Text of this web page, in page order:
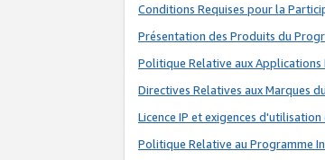
Conditions Requises pour la
Présentation des Produits du
Politique Relative aux
Directives Relatives aux Marques
Licence IP et exigences
Politique Relative au Programme